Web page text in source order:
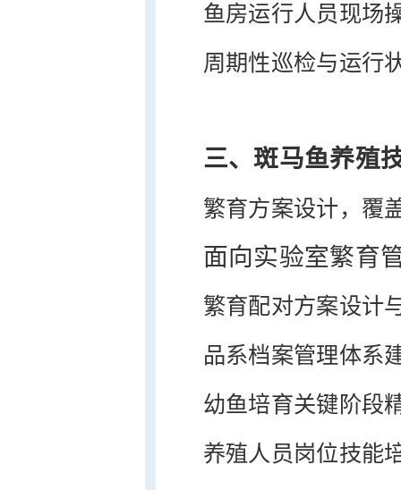
鱼房运行人员现场
周期性巡检与运行
三、斑马鱼养殖
繁育方案设计，覆
面向实验室繁育
繁育配对方案设计
品系档案管理体系
幼鱼培育关键阶段
养殖人员岗位技能